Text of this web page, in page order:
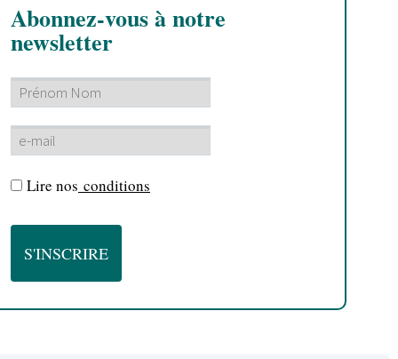
Abonnez-vous à notre
newsletter
Lire nos conditions